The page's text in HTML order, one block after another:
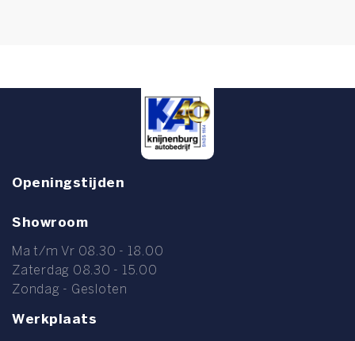
Openingstijden
Showroom
Ma t/m Vr 08.30 - 18.00
Zaterdag 08.30 - 15.00
Zondag - Gesloten
Werkplaats